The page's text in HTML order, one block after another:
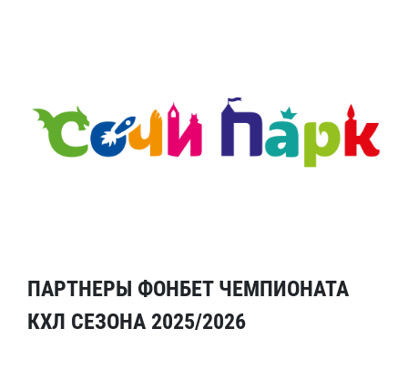
ПАРТНЕРЫ ФОНБЕТ ЧЕМПИОНАТА
КХЛ СЕЗОНА 2025/2026